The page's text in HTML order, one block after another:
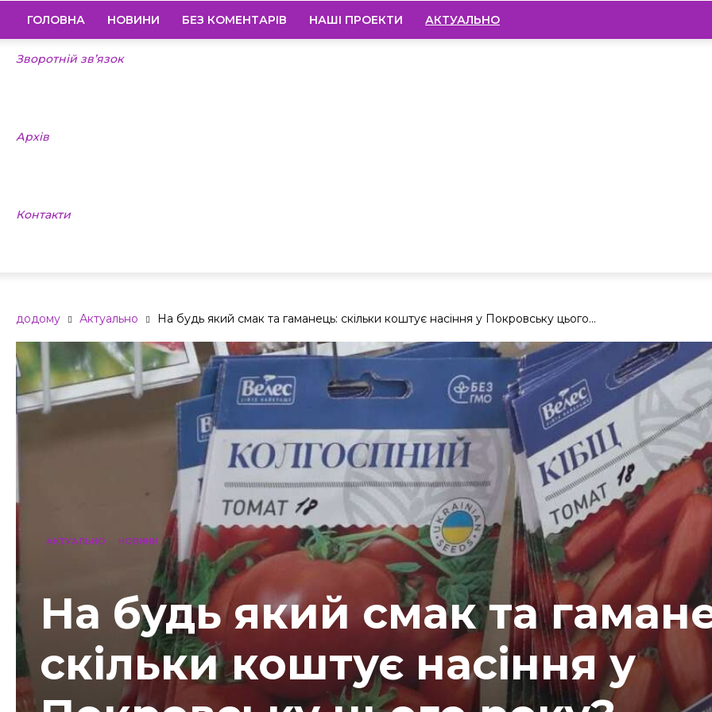
ГОЛОВНА НОВИНИ БЕЗ КОМЕНТАРІВ НАШІ ПРОЕКТИ АКТУАЛЬНО
Зворотній зв’язок
Архів
Контакти
додому Актуально На будь який смак та гаманець: скільки коштує насіння у Покровську цього...
АКТУАЛЬНО НОВИНИ
На будь який смак та
скільки коштує насіння у